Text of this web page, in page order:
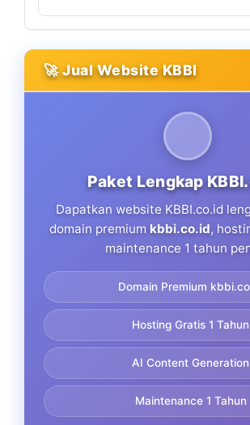
🚀 Jual Website KBBI
Paket Lengkap
Dapatkan website KBBI.co.id
domain premium kbbi.co.id,
maintenance 1 tahun
Domain Premium
Hosting Gratis 1 Tahun
AI Content Generation
Maintenance 1 Tahun